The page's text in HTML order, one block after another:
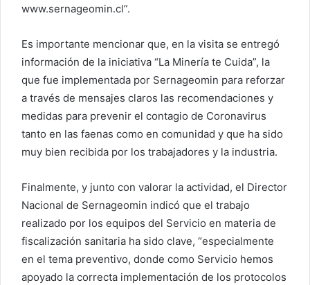
www.sernageomin.cl”.
Es importante mencionar que, en la visita se entregó
información de la iniciativa “La Minería te Cuida”, la
que fue implementada por Sernageomin para reforzar
a través de mensajes claros las recomendaciones y
medidas para prevenir el contagio de Coronavirus
tanto en las faenas como en comunidad y que ha sido
muy bien recibida por los trabajadores y la industria.
Finalmente, y junto con valorar la actividad, el Director
Nacional de Sernageomin indicó que el trabajo
realizado por los equipos del Servicio en materia de
fiscalización sanitaria ha sido clave, “especialmente
en el tema preventivo, donde como Servicio hemos
apoyado la correcta implementación de los protocolos